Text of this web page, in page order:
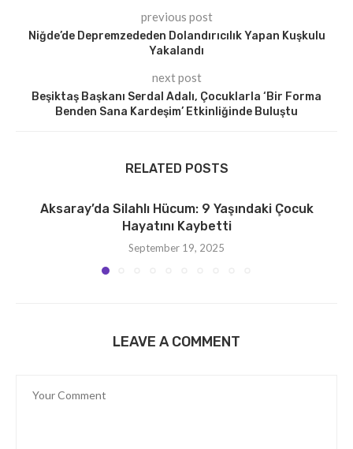
previous post
Niğde’de Depremzededen Dolandırıcılık Yapan Kuşkulu
Yakalandı
next post
Beşiktaş Başkanı Serdal Adalı, Çocuklarla ‘Bir Forma
Benden Sana Kardeşim’ Etkinliğinde Buluştu
RELATED POSTS
Aksaray’da Silahlı Hücum: 9 Yaşındaki Çocuk
Hayatını Kaybetti
September 19, 2025
LEAVE A COMMENT